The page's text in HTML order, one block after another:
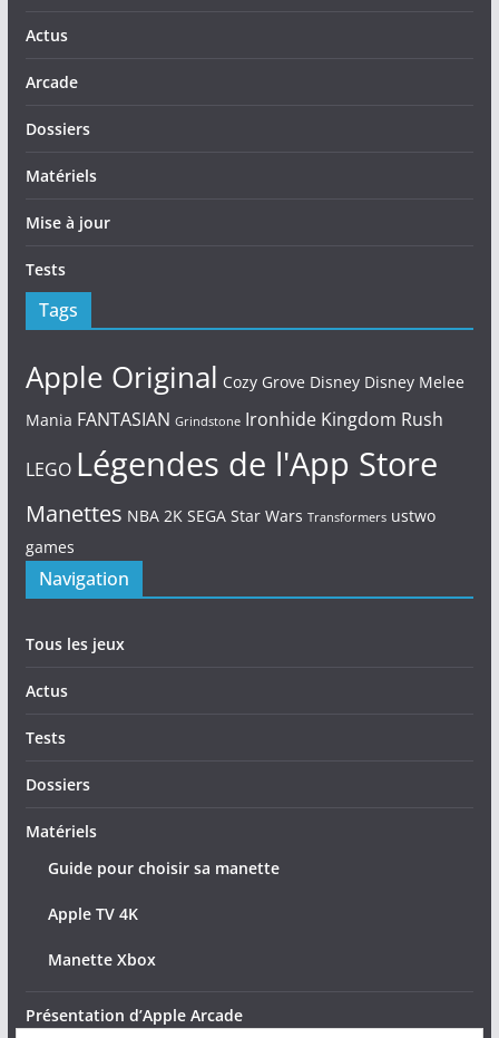
Actus
Arcade
Dossiers
Matériels
Mise à jour
Tests
Tags
Apple Original Cozy Grove Disney Disney Melee
Mania FANTASIAN Grindstone Ironhide Kingdom Rush
LEGO Légendes de l'App Store
Manettes NBA 2K SEGA Star Wars Transformers ustwo
games
Navigation
Tous les jeux
Actus
Tests
Dossiers
Matériels
Guide pour choisir sa manette
Apple TV 4K
Manette Xbox
Présentation d’Apple Arcade